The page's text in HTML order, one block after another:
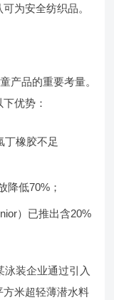
为安全纺织品。
产品的重要考量。
优势：
丁橡胶不足
降低70%；
）已推出含20%
泳装企业通过引入
米超轻薄潜水料